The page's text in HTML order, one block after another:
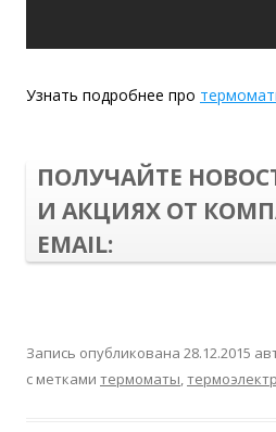
Узнать подробнее про
ПОЛУЧАЙТЕ
И АКЦИЯХ ОТ
EMAIL:
Запись опубликована 28.12.2015
с метками термоматы,